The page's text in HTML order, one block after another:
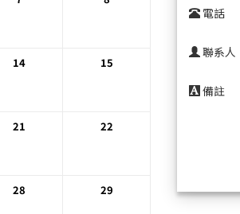
14 15
21 22
28 29
電話
聯系人
備註